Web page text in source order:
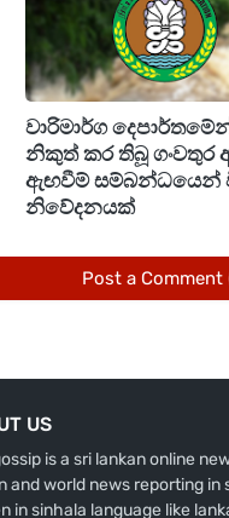
වාරිමාර්ග
නිකුත් කර තිබූ ගංවතුර
ඇඟවීම් සම්බන්ධයෙන්
නිවේදනයක්
Post a Comment
US
is a sri lankan online
and world news reporting
in sinhala language like